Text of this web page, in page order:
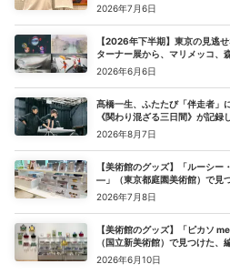
2026年7月6日
【2026年下半期】東京の見逃
ターナー展から、マリメッコ、
2026年6月6日
髙橋一生、ふたたび「伴走者」
《関わり混ざる三日間》が記録
2026年8月7日
【美術館のグッズ】「ルーシ
―」（東京都庭園美術館）で見
2026年7月8日
【美術館のグッズ】「ピカソ
（国立新美術館）で見つけた
2026年6月10日